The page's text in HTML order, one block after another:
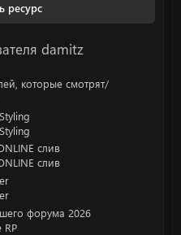
ресурс
damitz
которые смотрят/
слив
слив
форума 2026
RP